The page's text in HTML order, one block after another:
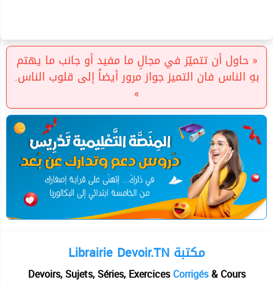
« حاول أن تتميّز في مجالِ ما مفيد أو جانب ما يهتم
بهِ الناس فان التميز جواز مرور أيضاً إلى قلوب الناس.
»
Librairie Devoir.TN مكتبة
Devoirs, Sujets, Séries, ExercicesCorrigés& Cours